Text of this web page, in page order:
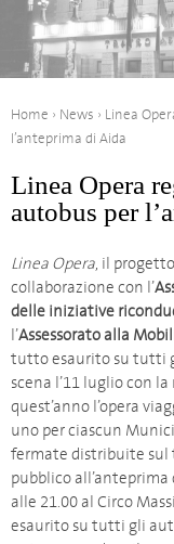
Home › News › Linea
l’anteprima di Aida
Linea Opera
autobus per
Linea Opera, il
collaborazione con l’
delle iniziative
l’Assessorato alla
tutto esaurito su tutti
scena l’11 luglio con la
quest’anno l’opera
uno per ciascun
fermate distribuite sul
pubblico all’anteprima
alle 21.00 al Circo
esaurito su tutti gli